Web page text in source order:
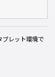
ブレット環境で